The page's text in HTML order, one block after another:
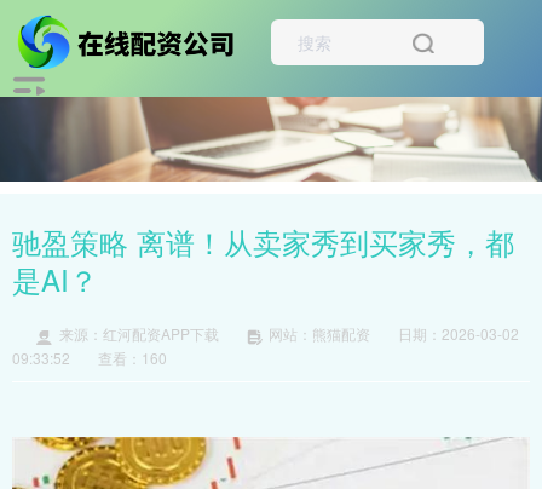
驰盈策略 离谱！从卖家秀到买家秀，都
是AI？
来源：红河配资APP下载 网站：熊猫配资
日期：2026-03-02
09:33:52
查看：160